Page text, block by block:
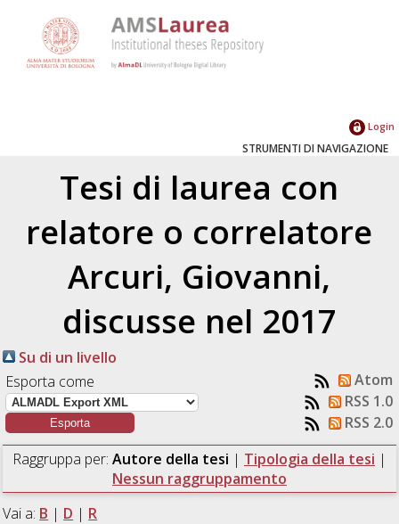
Login
STRUMENTI DI NAVIGAZIONE
Tesi di laurea con
relatore o correlatore
Arcuri, Giovanni,
discusse nel 2017
Su di un livello
Esporta come
Atom
RSS 1.0
RSS 2.0
Raggruppa per: Autore della tesi | Tipologia della tesi |
Nessun raggruppamento
Vai a: B | D | R